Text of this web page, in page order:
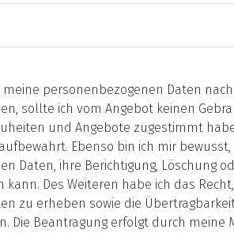
personenbezogenen Daten
sollte ich vom Angebot keinen
und Angebote zugestimmt
Ebenso bin ich mir
Daten, ihre Berichtigung, Löschung
Des Weiteren habe ich das
zu erheben sowie die
Die Beantragung erfolgt durch meine